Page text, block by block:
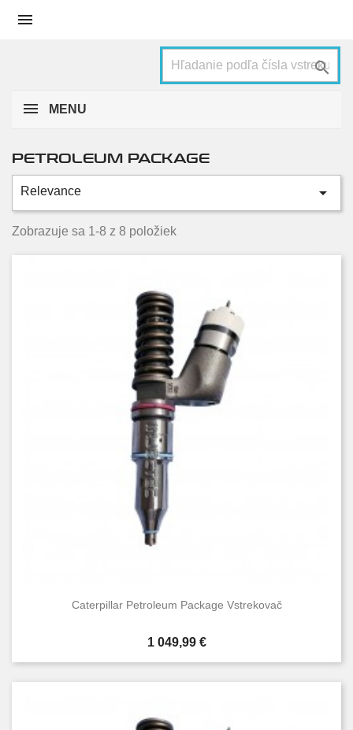


MENU
Nové 8
PETROLEUM PACKAGE
Relevance 
Zobrazuje sa 1-8 z 8 položiek
Caterpillar Petroleum Package Vstrekovač
Cena
1 049,99 €